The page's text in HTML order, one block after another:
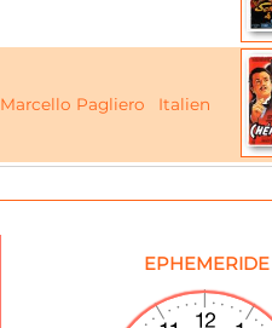
Marcello Pagliero Italien
EPHEMERIDE